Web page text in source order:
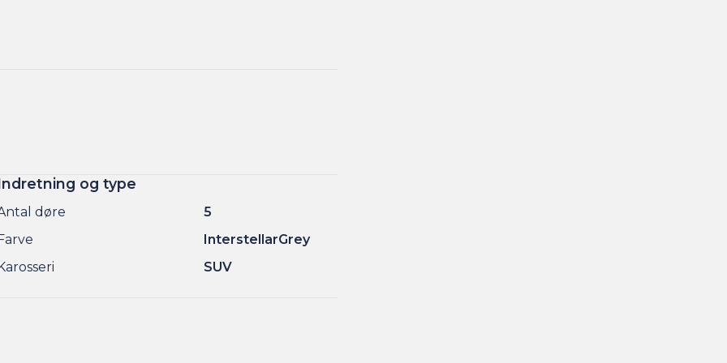
og type
døre
5
InterstellarGrey
SUV